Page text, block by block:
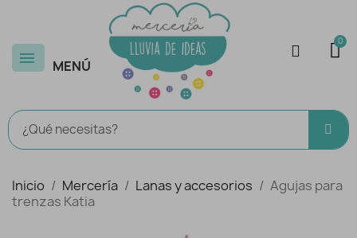
MENÚ
Inicio Mercería Lanas y accesorios
Agujas para
trenzas Katia